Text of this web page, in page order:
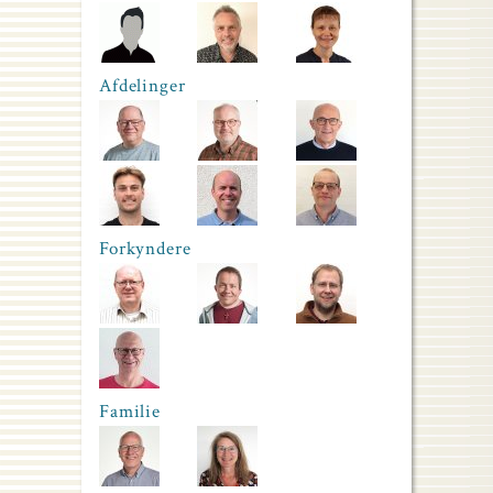
Afdelinger
Forkyndere
Familie